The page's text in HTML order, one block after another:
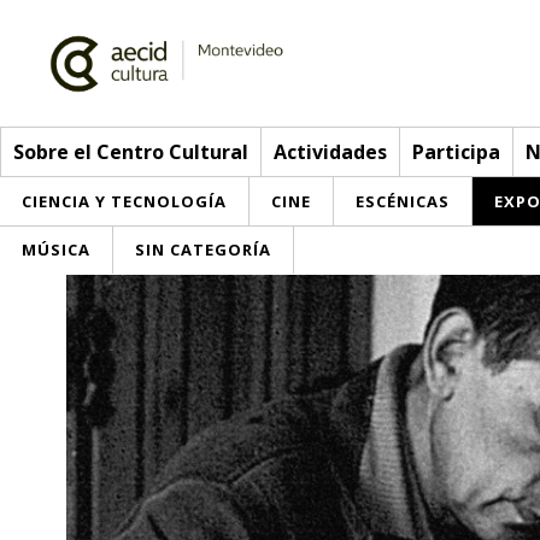
Sobre el Centro Cultural Actividades Participa
CIENCIA Y TECNOLOGÍA CINE ESCÉNICAS
MÚSICA SIN CATEGORÍA
Sobre el Centro Cultural
Red AECID
Equipo
Instalaciones
Visítanos
Actividades
> Ir a Actividades
Esta semana
Inscripciones
Participa
Envíanos tu propuesta
Buzón de sugerencias
Noticias
Convocatorias